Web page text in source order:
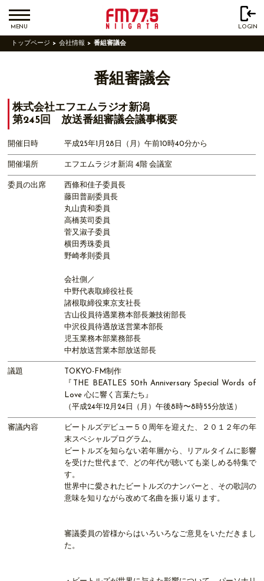
MENU LOGIN
トップページ 会社情報 番組審議会
番組審議会
株式会社エフエムラジオ新潟
第245回 放送番組審議会議事概要
開催日時 平成25年1月28日（月）午前10時40分から
開催場所 エフエムラジオ新潟 4階 会議室
委員の出席
西條和佳子委員長
藤田普副委員長
丸山貴和委員
高橋英司委員
菅又淑子委員
横田秀珠委員
野崎孝則委員
会社側／
中野代表取締役社長
諸根取締役東京支社長
古山役員待遇業務本部長兼技術部長
中沢役員待遇放送営業本部長
児玉業務本部業務部長
中村放送営業本部放送部長
議題
TOKYO-FM制作
『THE BEATLES 50th Anniversary Special Words of
Love 心に響く言葉たち』
（平成24年12月24日（月）午後8時〜8時55分放送）
審議内容
ビートルズデビュー５０周年を迎えた、２０１２年の年
末スペシャルプログラム。
ビートルズを知らない若年層から、リアルタイムに影響
を受けた世代まで、どの年代が聴いても楽しめる特集で
す。
世界中に愛されたビートルズのナンバーと、その歌詞の
意味を知りながら改めて名曲を振り返ります。
審議委員の皆様からはいろいろなご意見をいただきまし
た。